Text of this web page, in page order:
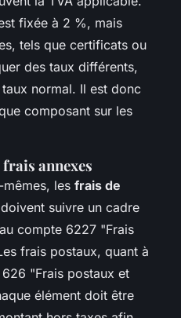
fixée à 2 %, mais
tels que certificats ou
des taux différents,
normal. Il est donc
composant sur les
annexes
les frais de
doivent suivre un cadre
compte 6227 "Frais
frais postaux, quant à
"Frais postaux et
élément doit être